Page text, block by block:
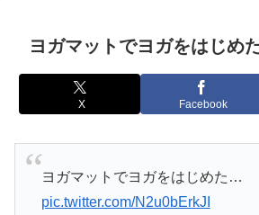
ヨガマットでヨガをはじめ
X Facebook
ヨガマットでヨガをはじめた…
pic.twitter.com/N2u0bErkJI